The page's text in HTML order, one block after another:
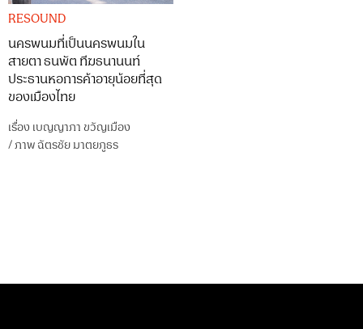
RESOUND
นครพนมที่เป็นนครพนมใน
สายตา ธนพัต ทีฆธนานนท์
ประธานหอการค้าอายุน้อยที่สุด
ของเมืองไทย
เรื่อง เบญญาภา ขวัญเมือง
/ภาพฉัตรชัย มาตยภูธร